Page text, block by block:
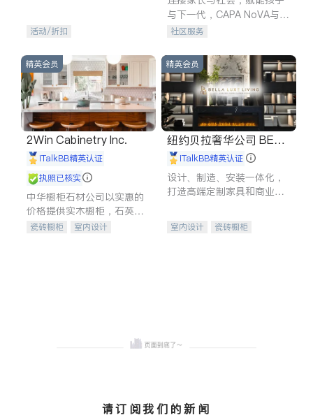
专属福利。
活动/折扣
与下一代，CAPA NoVA与您
携手建设包容、公平、充满
社区服务
精英会员
2Win Cabinetry Inc.
iTalkBB精英认证
执照已核实
中华橱柜石材公司以实惠的
价格提供实木橱柜，石英石
台面，多种优质不锈钢水
瓷砖橱柜
室内设计
精英会员
纽约贝拉奢华公司 BELL
A LUXE
iTalkBB精英认证
设计、制造、安装一体化，
打造高端定制家具和商业空
室内设计
瓷砖橱柜
请订阅我们的新闻